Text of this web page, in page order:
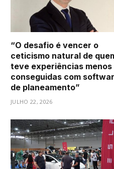
“O desafio é vencer o
ceticismo natural de
teve experiências menos
conseguidas com
de planeamento”
JULHO 22, 2026